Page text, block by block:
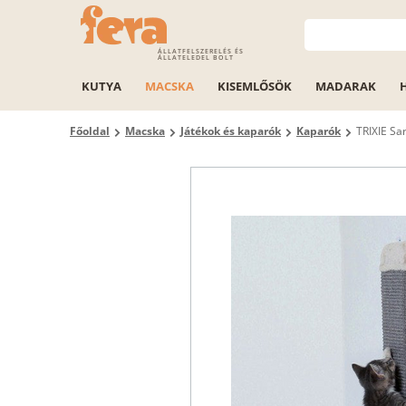
ÁLLATFELSZERELÉS ÉS
ÁLLATELEDEL BOLT
KUTYA MACSKA KISEMLŐSÖK MADARAK
Főoldal Macska Játékok és kaparók Kaparók TRIXIE